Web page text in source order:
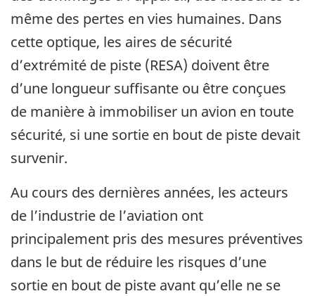
même des pertes en vies humaines. Dans
cette optique, les aires de sécurité
d’extrémité de piste (RESA) doivent être
d’une longueur suffisante ou être conçues
de manière à immobiliser un avion en toute
sécurité, si une sortie en bout de piste devait
survenir.
Au cours des dernières années, les acteurs
de l’industrie de l’aviation ont
principalement pris des mesures préventives
dans le but de réduire les risques d’une
sortie en bout de piste avant qu’elle ne se